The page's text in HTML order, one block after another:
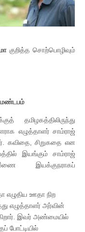
குறித்த சொற்பொழிவும்
மண்டபம்
தமிழகத்திலிருந்து
எழுத்தாளர் சாம்ராஜ்
கவிதை, சிறுகதை என
இயங்கும் சாம்ராஜ்
இயக்குநராகப்
எழுதிய ஊதா நிற
எழுத்தாளர் அர்வின்
இவர் அண்மையில்
போட்டியில்